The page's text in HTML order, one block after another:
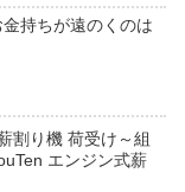
金持ちが遠のくのは
割り機 荷受け～組
エンジン式薪